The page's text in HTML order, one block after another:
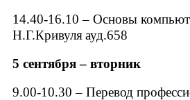
14.40-16.10 – Основы
Н.Г.Кривуляауд.658
5 сентября– вторник
9.00-10.30 – Перевод